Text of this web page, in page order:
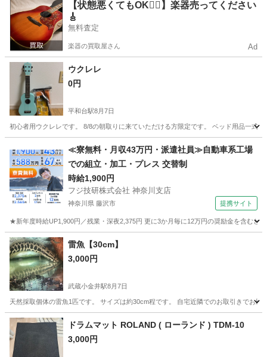
【状態悪くてもOK🙆‍♀️】楽器売ってください
🎸
無料査定
楽器の買取屋さん Ad
ウクレレ
0円
平和台駅8月7日
初心者用ウクレレです。 8/8の朝取りに来ていただける方限定です。 ベッド用品一式
平和台駅 弦楽器、ギター
≪寮無料・月収43万円・派遣社員≫自動車系工場
での組立・加工・プレス 交替制
時給1,900円
フジ技研株式会社 神奈川支店
神奈川県 藤沢市 提携サイト
★新年度時給UP1,900円／残業・深夜2,375円 更に3か月毎に12万円の奨励金を含む
神奈川 藤沢市 その他
雷魚【30cm】
3,000円
武蔵小金井駅8月7日
天然採取個体の雷魚1匹です。 サイズは約30cm程です。 自宅近隣でのお取引きでお願
東京 府中市 武蔵小金井駅
ドラムマット ROLAND ( ローランド ) TDM-10
3,000円